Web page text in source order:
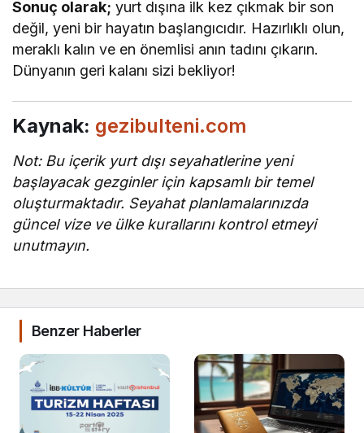
Sonuç olarak; yurt dışına ilk kez çıkmak bir son
değil, yeni bir hayatın başlangıcıdır. Hazırlıklı olun,
meraklı kalın ve en önemlisi anın tadını çıkarın.
Dünyanın geri kalanı sizi bekliyor!
Kaynak: gezibulteni.com
Not: Bu içerik yurt dışı seyahatlerine yeni
başlayacak gezginler için kapsamlı bir temel
oluşturmaktadır. Seyahat planlamalarınızda
güncel vize ve ülke kurallarını kontrol etmeyi
unutmayın.
Benzer Haberler